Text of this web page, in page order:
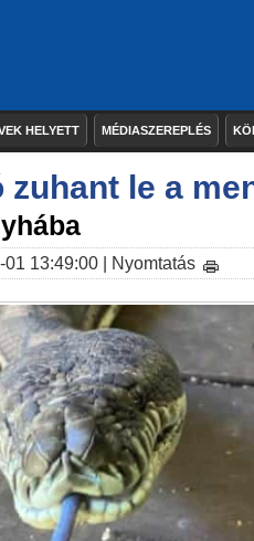
HELYETT MÉDIASZEREPLÉS
le a
13:49:00 | Nyomtatás